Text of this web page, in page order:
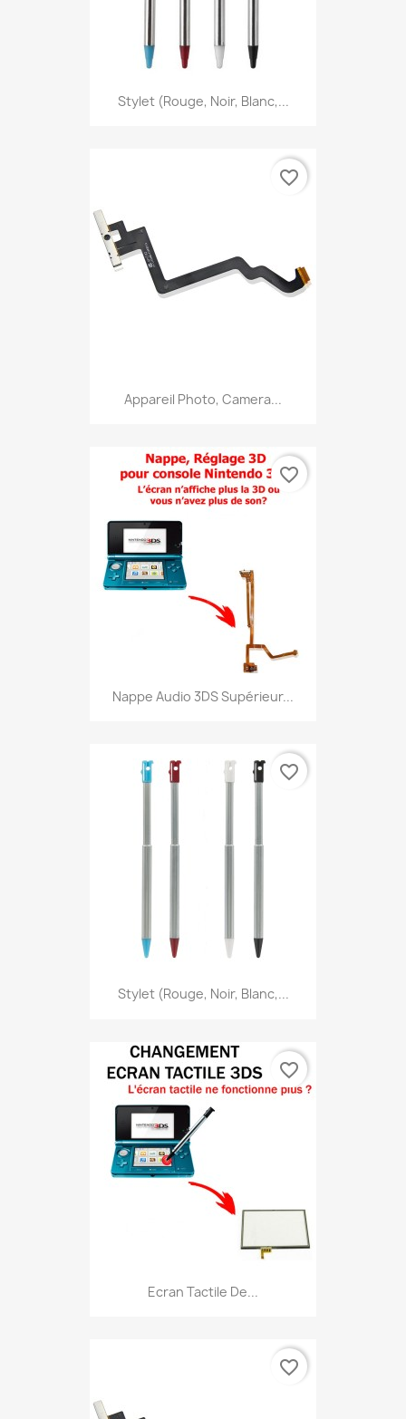
Stylet (Rouge, Noir, Blanc,...
Appareil Photo, Camera...
favorite_border
Nappe Audio 3DS Supérieur...
favorite_border
Stylet (Rouge, Noir, Blanc,...
favorite_border
Ecran Tactile De...
favorite_border
favorite_border